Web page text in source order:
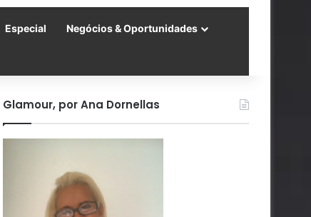
Especial Negócios & Oportunidades
Glamour, por Ana Dornellas